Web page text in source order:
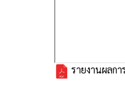
รายงานผลก